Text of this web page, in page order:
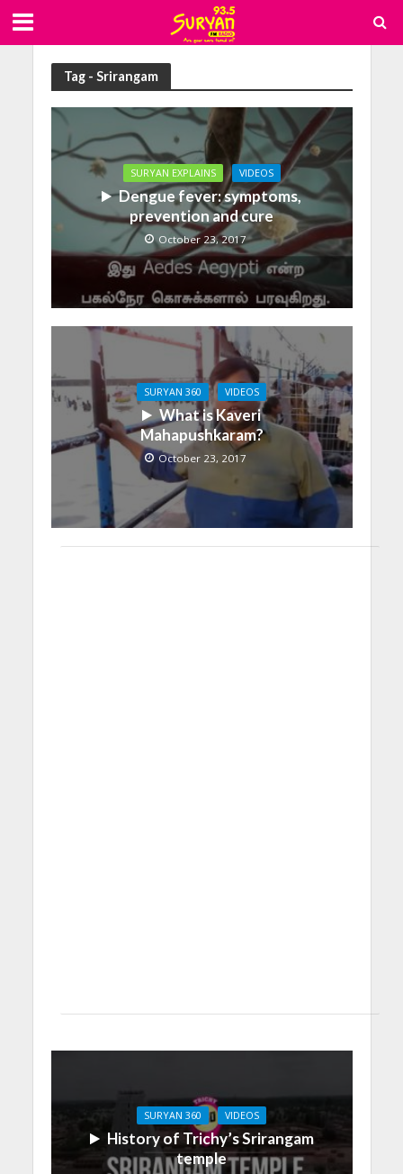
Tag - Srirangam
SURYAN EXPLAINS VIDEOS
Dengue fever: symptoms,
prevention and cure
October 23, 2017
SURYAN 360 VIDEOS
What is Kaveri
Mahapushkaram?
October 23, 2017
SURYAN 360 VIDEOS
History of Trichy’s Srirangam
temple